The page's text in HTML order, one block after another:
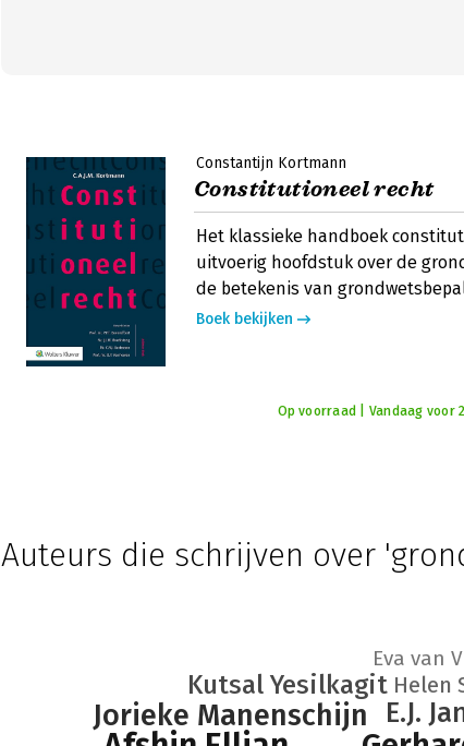
Constantijn Kortmann
Constitutioneel recht
Het klassieke handboek
uitvoerig hoofdstuk over de
de betekenis van
Boek bekijken
Op voorraad | Vandaag voor
Auteurs die schrijven over
Jorieke Manenschijn E.J.
Kutsal Yesilkagit Helen
Eva van